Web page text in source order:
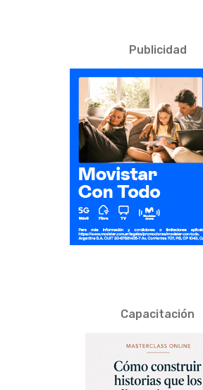
Publicidad
Capacitación